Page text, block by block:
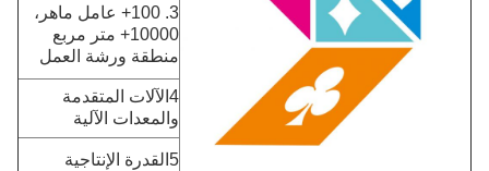
3. 100+ عامل ماهر،
10000+ متر مربع
منطقة ورشة العمل
4الآلات المتقدمة
والمعدات الآلية
5القدرة الإنتاجية